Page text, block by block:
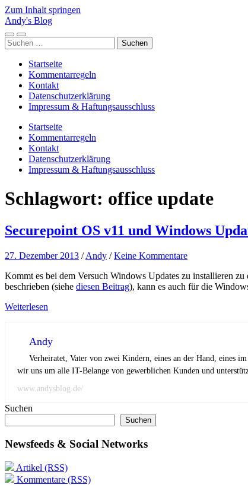
Zum Inhalt springen
Andy's Blog
Mobile-
Menü
Suchfeld
ein-/ausblenden
Suchen
nach:
Startseite
Kommentarregeln
Kontakt
Datenschutzerklärung
Impressum & Haftungsausschluss
Startseite
Kommentarregeln
Kontakt
Datenschutzerklärung
Impressum & Haftungsausschluss
Schlagwort: office update
Securepoint OS v11 und Windows
27. Dezember 2013 /Andy /Keine Kommentare
Kommt es bei dem Versuch Windows Updates zu installieren
beschrieben (siehe diesen Beitrag), kann es auch für die
Weiterlesen
Andy
Verheiratet, Vater von zwei Kindern, eines an der Hand, eines
wir uns um alle IT-Belange von gewerblichen Kunden und
www.andysblog.de/
Suchen
Suchen
Newsfeeds & Social Networks
Artikel (RSS)
Kommentare (RSS)